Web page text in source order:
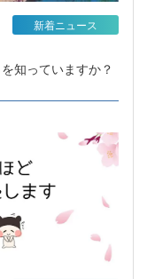
知っていますか？
新着ニュース